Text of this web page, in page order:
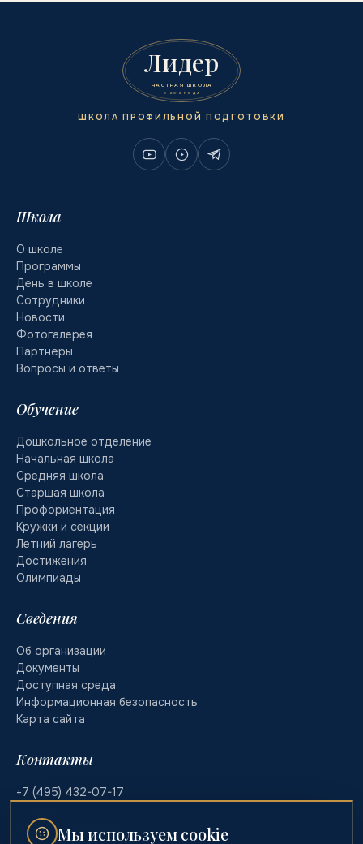
Лидер
ЧАСТНАЯ ШКОЛА
С 2012 ГОДА
ШКОЛА ПРОФИЛЬНОЙ ПОДГОТОВКИ
Школа
О школе
Программы
День в школе
Сотрудники
Новости
Фотогалерея
Партнёры
Вопросы и ответы
Обучение
Дошкольное отделение
Начальная школа
Средняя школа
Старшая школа
Профориентация
Кружки и секции
Летний лагерь
Достижения
Олимпиады
Сведения
Об организации
Документы
Доступная среда
Информационная безопасность
Карта сайта
Контакты
+7 (495) 432-07-17
info@school-lider.ru
Мы используем cookie